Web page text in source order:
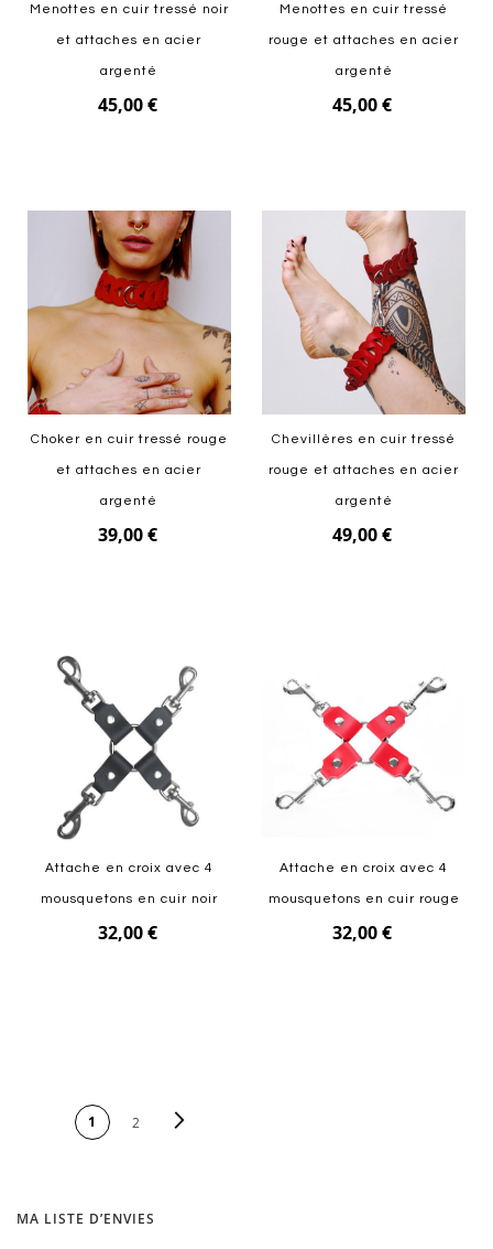
Menottes en cuir tressé noir
et attaches en acier
argenté
45,00 €
Menottes en cuir tressé
rouge et attaches en acier
argenté
45,00 €
Choker en cuir tressé rouge
et attaches en acier
argenté
39,00 €
Chevillères en cuir tressé
rouge et attaches en acier
argenté
49,00 €
Attache en croix avec 4
mousquetons en cuir noir
32,00 €
Attache en croix avec 4
mousquetons en cuir rouge
32,00 €
Vous lisez actuellement la
1 2
MA LISTE D’ENVIES